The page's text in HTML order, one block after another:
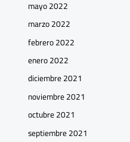
mayo 2022
marzo 2022
febrero 2022
enero 2022
diciembre 2021
noviembre 2021
octubre 2021
septiembre 2021